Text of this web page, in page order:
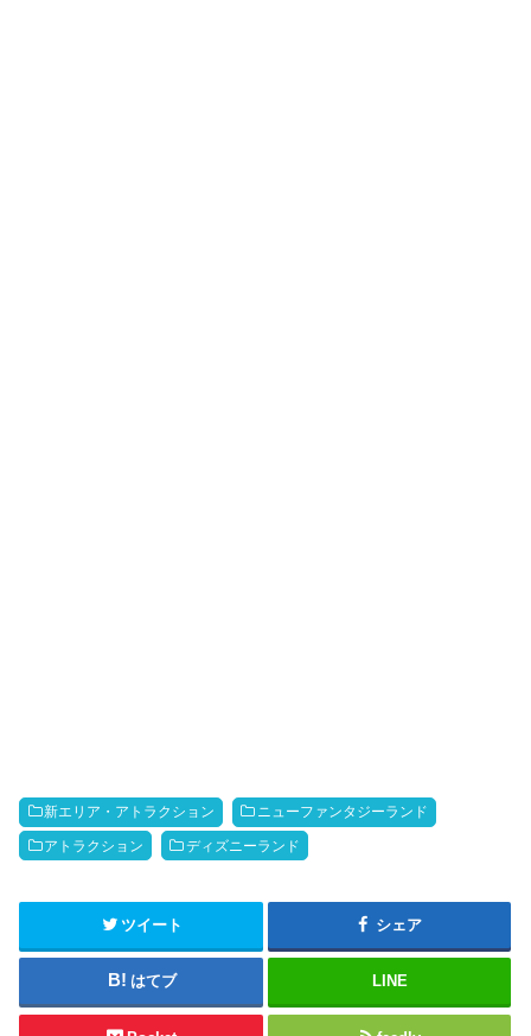
新エリア・アトラクション ニューファンタジーランド
アトラクション ディズニーランド
ツイート シェア
はてブ LINE